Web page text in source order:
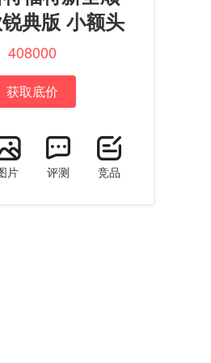
典版 小额头
408000
获取底价
片 评测 竞品